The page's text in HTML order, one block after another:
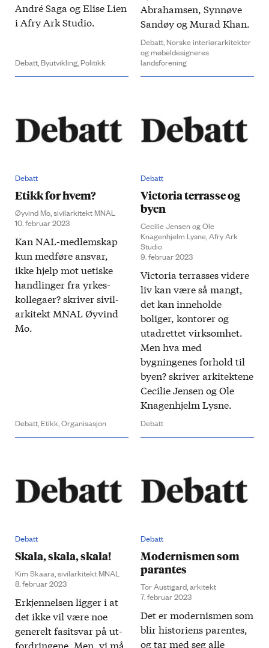
André Saga og Elise Lien
i Afry Ark Studio.
Debatt, Byutvikling, Politikk
Abrahamsen, Synnøve
Sandøy og Murad Khan.
Debatt, Norske interiørarkitekter
og møbeldesigneres
landsforening
Debatt
Etikk for hvem?
Øyvind Mo, sivilarkitekt MNAL
10. februar 2023
Kan NAL-medlemskap
kun med­føre ansvar,
ikke hjelp mot uetiske
handlinger fra yrkes­
kollegaer? skriver sivil­
arkitekt MNAL Øyvind
Mo.
Debatt, Etikk,Organisasjon
Debatt
Victoria terrasse og
byen
Cecilie Jensen og Ole
Knagenhjelm Lysne, Afry Ark
Studio
9. februar 2023
Victoria terrasses videre
liv kan være så mangt,
det kan inneholde
boliger, kontorer og
utadrettet virksomhet.
Men hva med
bygningenes forhold til
byen? skriver arkitektene
Cecilie Jensen og Ole
Knagenhjelm Lysne.
Debatt
Debatt
Skala, skala, skala!
Kim Skaara, sivilarkitekt MNAL
8. februar 2023
​
Erkjennelsen ligger i at
det ikke vil være noe
generelt fasit­svar på ut­
fordringene. Men, vi må
Debatt
Modernismen som
parantes
Tor Austigard, arkitekt
7. februar 2023
Det er modernismen som
blir historiens parentes,
og tar med seg alle